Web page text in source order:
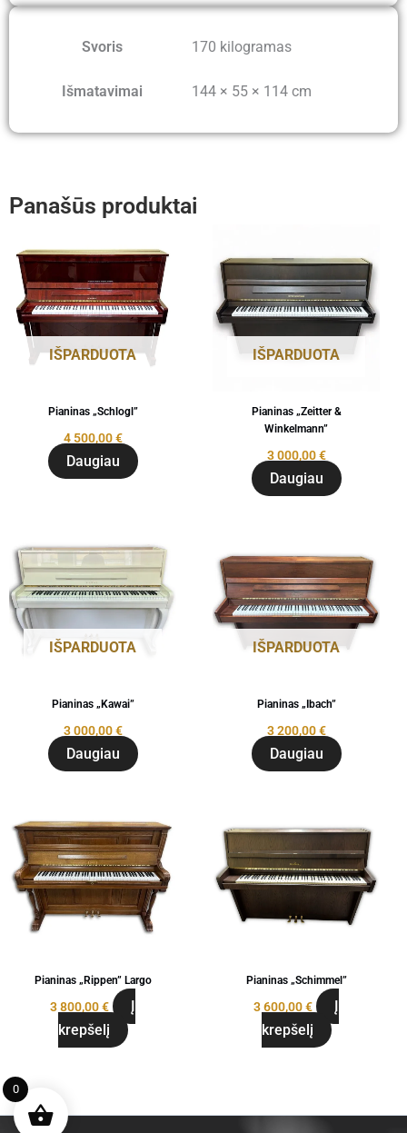
Svoris 170 kilogramas
Išmatavimai 144 × 55 × 114 cm
Panašūs produktai
IŠPARDUOTA
Pianinas „Schlogl”
4 500,00€
Daugiau
IŠPARDUOTA
Pianinas „Zeitter &
Winkelmann”
3 000,00€
Daugiau
IŠPARDUOTA
Pianinas „Kawai”
3 000,00€
Daugiau
IŠPARDUOTA
Pianinas „Ibach”
3 200,00€
Daugiau
Pianinas „Rippen” Largo
3 800,00€
Į
krepšelį
Pianinas „Schimmel”
3 600,00€
Į
krepšelį
0